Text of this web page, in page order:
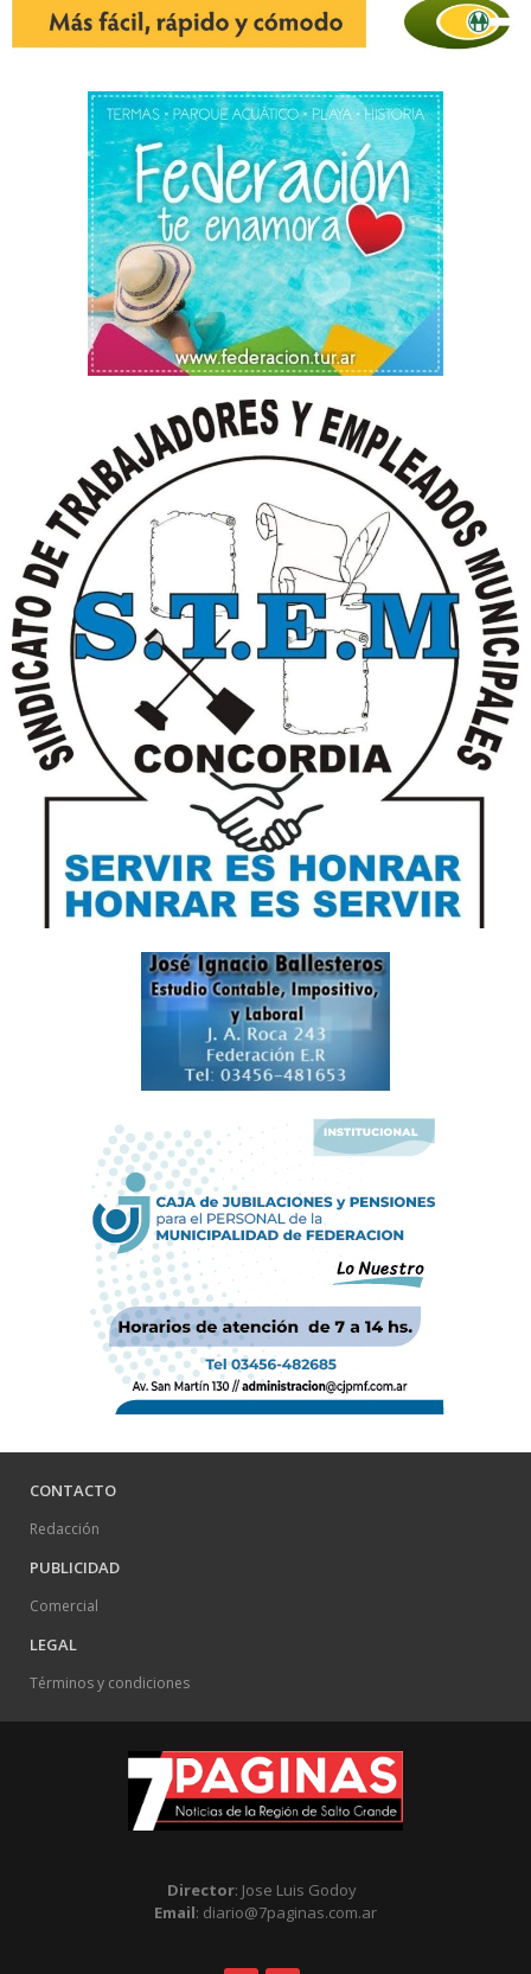
CONTACTO
Redacción
PUBLICIDAD
Comercial
LEGAL
Términos y condiciones
Director: Jose Luis Godoy
Email: diario@7paginas.com.ar